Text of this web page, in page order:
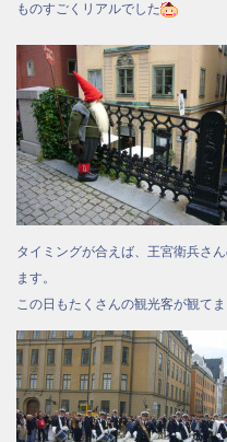
ものすごくリアルでした
タイミングが合えば、王宮衛兵さ
ます。
この日もたくさんの観光客が観てま